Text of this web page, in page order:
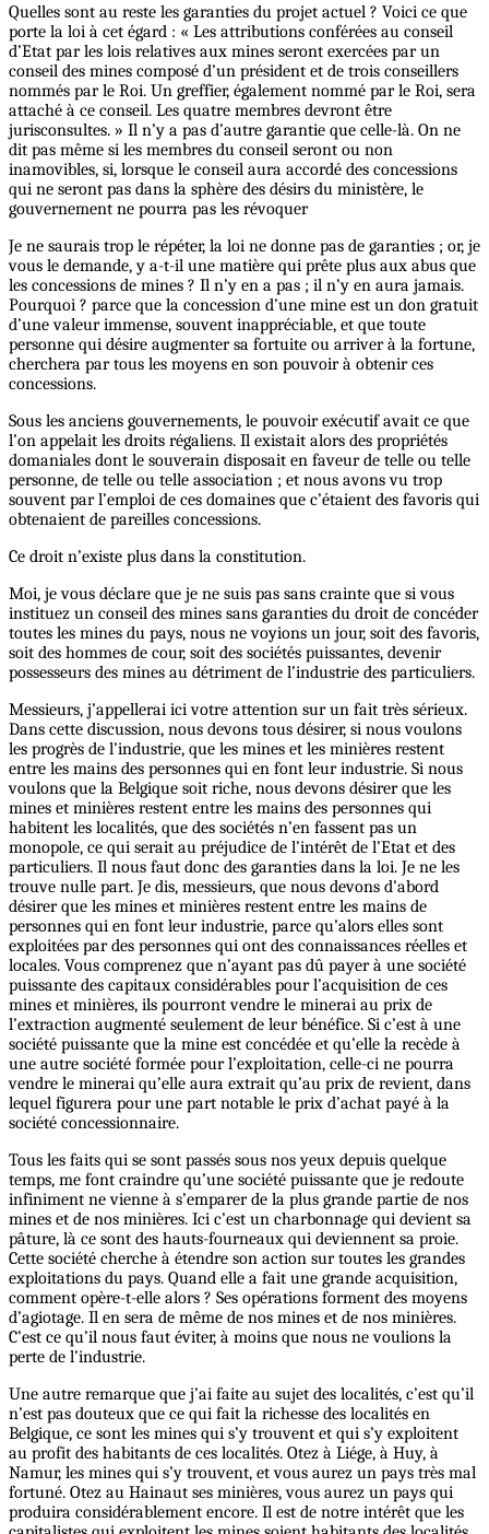
Quelles sont au reste les garanties du projet actuel ? Voici ce que
porte la loi à cet égard : « Les attributions conférées au conseil
d’Etat par les lois relatives aux mines seront exercées par un
conseil des mines composé d’un président et de trois conseillers
nommés par le Roi. Un greffier, également nommé par le Roi, sera
attaché à ce conseil. Les quatre membres devront être
jurisconsultes. » Il n’y a pas d’autre garantie que celle-là. On ne
dit pas même si les membres du conseil seront ou non
inamovibles, si, lorsque le conseil aura accordé des concessions
qui ne seront pas dans la sphère des désirs du ministère, le
gouvernement ne pourra pas les révoquer
Je ne saurais trop le répéter, la loi ne donne pas de garanties ; or, je
vous le demande, y a-t-il une matière qui prête plus aux abus que
les concessions de mines ? Il n’y en a pas ; il n’y en aura jamais.
Pourquoi ? parce que la concession d’une mine est un don gratuit
d’une valeur immense, souvent inappréciable, et que toute
personne qui désire augmenter sa fortuite ou arriver à la fortune,
cherchera par tous les moyens en son pouvoir à obtenir ces
concessions.
Sous les anciens gouvernements, le pouvoir exécutif avait ce que
l’on appelait les droits régaliens. Il existait alors des propriétés
domaniales dont le souverain disposait en faveur de telle ou telle
personne, de telle ou telle association ; et nous avons vu trop
souvent par l’emploi de ces domaines que c’étaient des favoris qui
obtenaient de pareilles concessions.
Ce droit n’existe plus dans la constitution.
Moi, je vous déclare que je ne suis pas sans crainte que si vous
instituez un conseil des mines sans garanties du droit de concéder
toutes les mines du pays, nous ne voyions un jour, soit des favoris,
soit des hommes de cour, soit des sociétés puissantes, devenir
possesseurs des mines au détriment de l’industrie des particuliers.
Messieurs, j’appellerai ici votre attention sur un fait très sérieux.
Dans cette discussion, nous devons tous désirer, si nous voulons
les progrès de l’industrie, que les mines et les minières restent
entre les mains des personnes qui en font leur industrie. Si nous
voulons que la Belgique soit riche, nous devons désirer que les
mines et minières restent entre les mains des personnes qui
habitent les localités, que des sociétés n’en fassent pas un
monopole, ce qui serait au préjudice de l’intérêt de l’Etat et des
particuliers. Il nous faut donc des garanties dans la loi. Je ne les
trouve nulle part. Je dis, messieurs, que nous devons d’abord
désirer que les mines et minières restent entre les mains de
personnes qui en font leur industrie, parce qu’alors elles sont
exploitées par des personnes qui ont des connaissances réelles et
locales. Vous comprenez que n’ayant pas dû payer à une société
puissante des capitaux considérables pour l’acquisition de ces
mines et minières, ils pourront vendre le minerai au prix de
l’extraction augmenté seulement de leur bénéfice. Si c’est à une
société puissante que la mine est concédée et qu’elle la recède à
une autre société formée pour l’exploitation, celle-ci ne pourra
vendre le minerai qu’elle aura extrait qu’au prix de revient, dans
lequel figurera pour une part notable le prix d’achat payé à la
société concessionnaire.
Tous les faits qui se sont passés sous nos yeux depuis quelque
temps, me font craindre qu’une société puissante que je redoute
infiniment ne vienne à s’emparer de la plus grande partie de nos
mines et de nos minières. Ici c’est un charbonnage qui devient sa
pâture, là ce sont des hauts-fourneaux qui deviennent sa proie.
Cette société cherche à étendre son action sur toutes les grandes
exploitations du pays. Quand elle a fait une grande acquisition,
comment opère-t-elle alors ? Ses opérations forment des moyens
d’agiotage. Il en sera de même de nos mines et de nos minières.
C’est ce qu’il nous faut éviter, à moins que nous ne voulions la
perte de l’industrie.
Une autre remarque que j’ai faite au sujet des localités, c’est qu’il
n’est pas douteux que ce qui fait la richesse des localités en
Belgique, ce sont les mines qui s’y trouvent et qui s’y exploitent
au profit des habitants de ces localités. Otez à Liége, à Huy, à
Namur, les mines qui s’y trouvent, et vous aurez un pays très mal
fortuné. Otez au Hainaut ses minières, vous aurez un pays qui
produira considérablement encore. Il est de notre intérêt que les